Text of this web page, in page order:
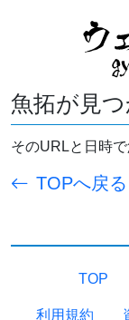
魚拓が見つ
そのURLと日時
TOPへ戻る
TOP
利用規約